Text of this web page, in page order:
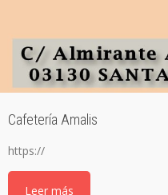
Cafetería Amalis
https://
Leer más